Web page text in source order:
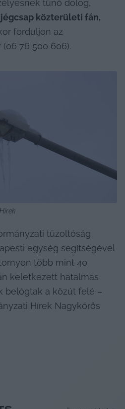
közterületi fán,
forduljon az
76 500 606).
tűzoltóság
egység segítségével
több mint 40
keletkezett hatalmas
belógtak a közút felé –
Hírek Nagykőrös